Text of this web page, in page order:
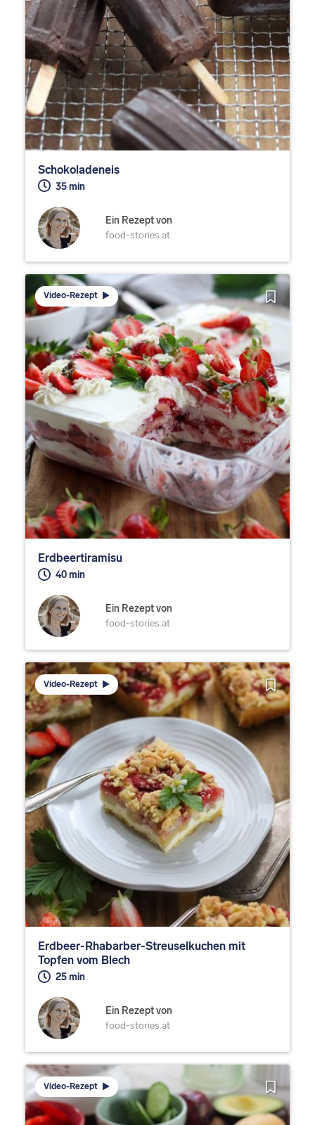
Schokoladeneis
35 min
Ein Rezept von
food-stories.at
Video-Rezept
Erdbeertiramisu
40 min
Ein Rezept von
food-stories.at
Video-Rezept
Erdbeer-Rhabarber-Streuselkuchen mit
Topfen vom Blech
25 min
Ein Rezept von
food-stories.at
Video-Rezept